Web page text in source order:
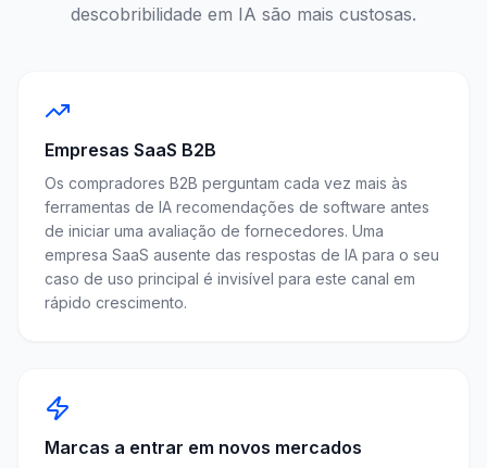
descobribilidade em IA são mais custosas.
Empresas SaaS B2B
Os compradores B2B perguntam cada vez mais às
ferramentas de IA recomendações de software antes
de iniciar uma avaliação de fornecedores. Uma
empresa SaaS ausente das respostas de IA para o seu
caso de uso principal é invisível para este canal em
rápido crescimento.
Marcas a entrar em novos mercados